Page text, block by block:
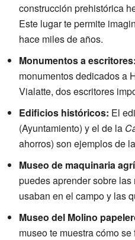
construcción prehistórica
Este lugar te permite
hace miles de años.
Monumentos a escritores:
monumentos dedicados a
Vialatte, dos escritores
Edificios históricos: El
(Ayuntamiento) y el de la
ahorros) son ejemplos de
Museo de maquinaria
puedes aprender sobre
usaban en el campo y las
Museo del Molino
museo te muestra cómo